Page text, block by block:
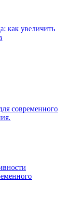
как увеличить
современного